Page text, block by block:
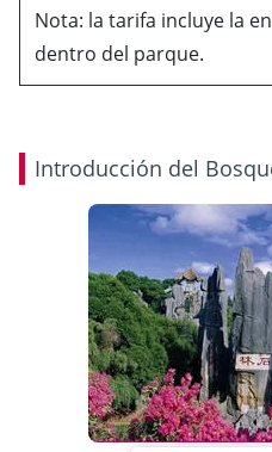
Nota: la tarifa incluye la
dentro del parque.
Introducción del